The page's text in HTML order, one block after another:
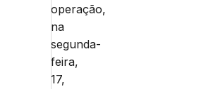
operação,
na
segunda-
feira,
17,